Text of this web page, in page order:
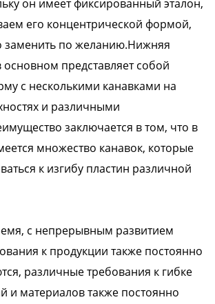
он имеет фиксированный эталон,
его концентрической формой,
заменить по желанию.Нижняя
представляет собой
с несколькими канавками на
и различными
заключается в том, что в
множество канавок, которые
к изгибу пластин различной
с непрерывным развитием
к продукции также постоянно
различные требования к гибке
и материалов также постоянно